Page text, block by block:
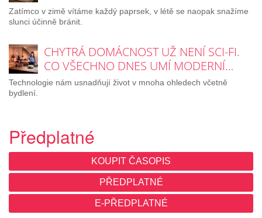
Zatímco v zimě vítáme každý paprsek, v létě se naopak snažíme
slunci účinně bránit.
CHYTRÁ DOMÁCNOST UŽ NENÍ SCI-FI.
CO VŠECHNO DNES UMÍ MODERNÍ…
Technologie nám usnadňují život v mnoha ohledech včetně
bydlení.
Předplatné
KOUPIT ČASOPIS
PŘEDPLATNÉ
E-PŘEDPLATNÉ